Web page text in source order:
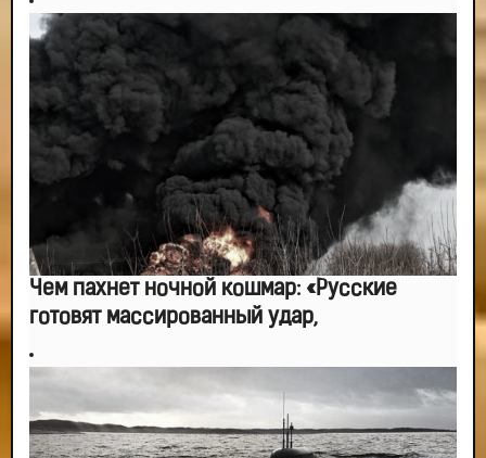
-- Самое большое богатство — это ум. Самая большая нищета — глупость.
Из всех страхов самый пугающий — самолюбование.
-- Лучшее, что можно сделать с хорошим советом, это пропустить его
мимо ушей. Он никогда не бывает полезен никому, кроме того, кто его дал.
-- Люблю давать советы и очень не люблю, когда их дают мне.
Чем пахнет ночной кошмар: «Русские
готовят массированный удар,